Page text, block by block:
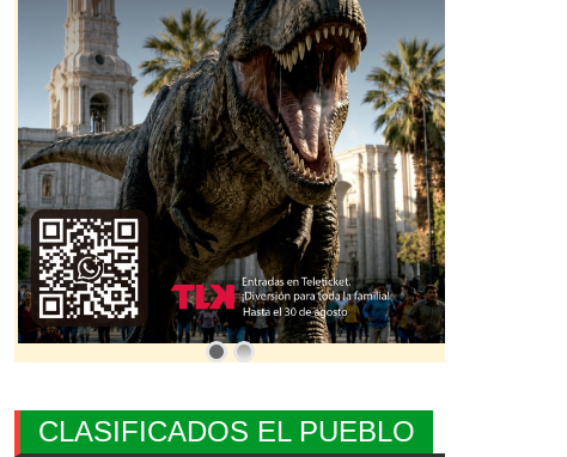
CLASIFICADOS EL PUEBLO